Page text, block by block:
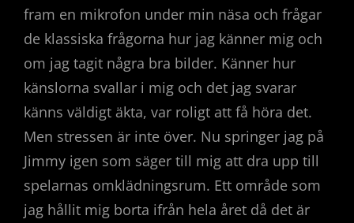
fram en mikrofon under min näsa och frågar
de klassiska frågorna hur jag känner mig och
om jag tagit några bra bilder. Känner hur
känslorna svallar i mig och det jag svarar
känns väldigt äkta, var roligt att få höra det.
Men stressen är inte över. Nu springer jag på
Jimmy igen som säger till mig att dra upp till
spelarnas omklädningsrum. Ett område som
jag hållit mig borta ifrån hela året då det är